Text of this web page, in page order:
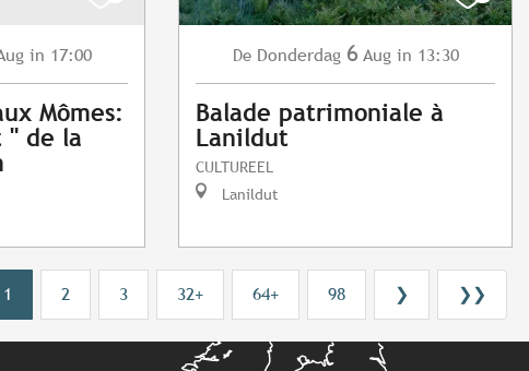
in 17:00
Mômes:
" de la
De Donderdag 6 Aug in 13:30
Balade patrimoniale à
Lanildut
CULTUREEL
Lanildut
1 2 3 32+ 64+ 98 ❯ ❯❯